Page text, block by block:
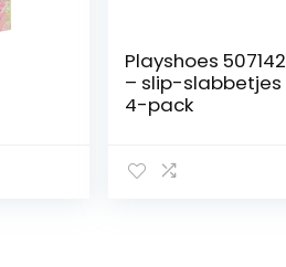
Playshoes 507142
– slip-slabbetjes
4-pack